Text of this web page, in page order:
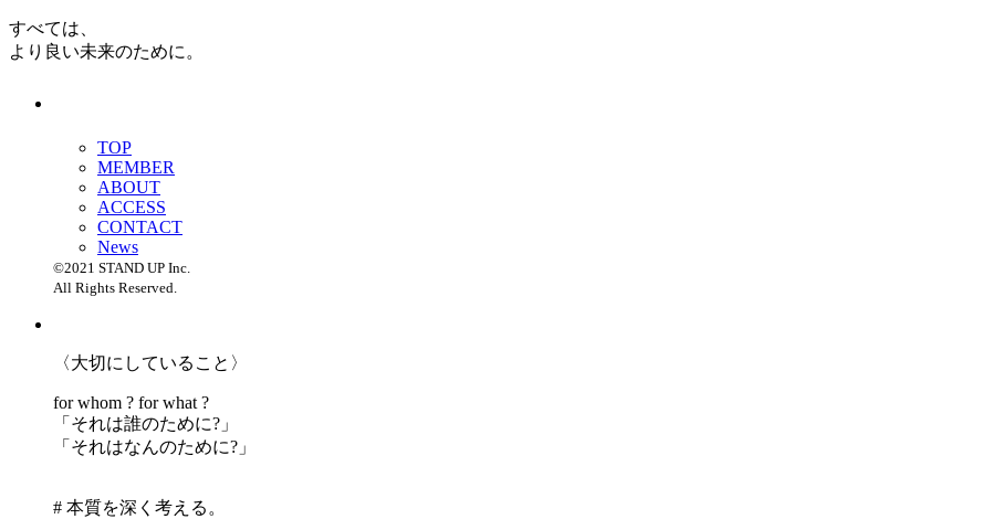
すべては、
より良い未来のために。
TOP
MEMBER
ABOUT
ACCESS
CONTACT
News
©2021 STAND UP Inc.
All Rights Reserved.
〈大切にしていること〉
for whom ? for what ?
「 それは誰のために?」
「 それはなんのために?」
# 本質を深く考える。